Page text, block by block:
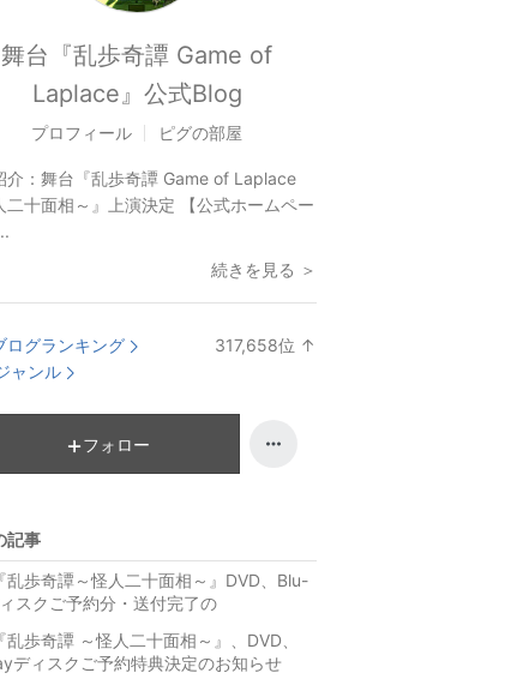
舞台『乱歩奇譚 Game of
Laplace』公式Blog
プロフィール ピグの部屋
介： 舞台『乱歩奇譚 Game of Laplace
二十面相～』上演決定 【公式ホームペー
続きを見る ＞
ログランキング 317,658位 ↑
ャンル
フォロー
記事
乱歩奇譚～怪人二十面相～』DVD、Blu-
スクご予約分・送付完了の
乱歩奇譚 ～怪人二十面相～』、DVD、
ディスクご予約特典決定のお知らせ